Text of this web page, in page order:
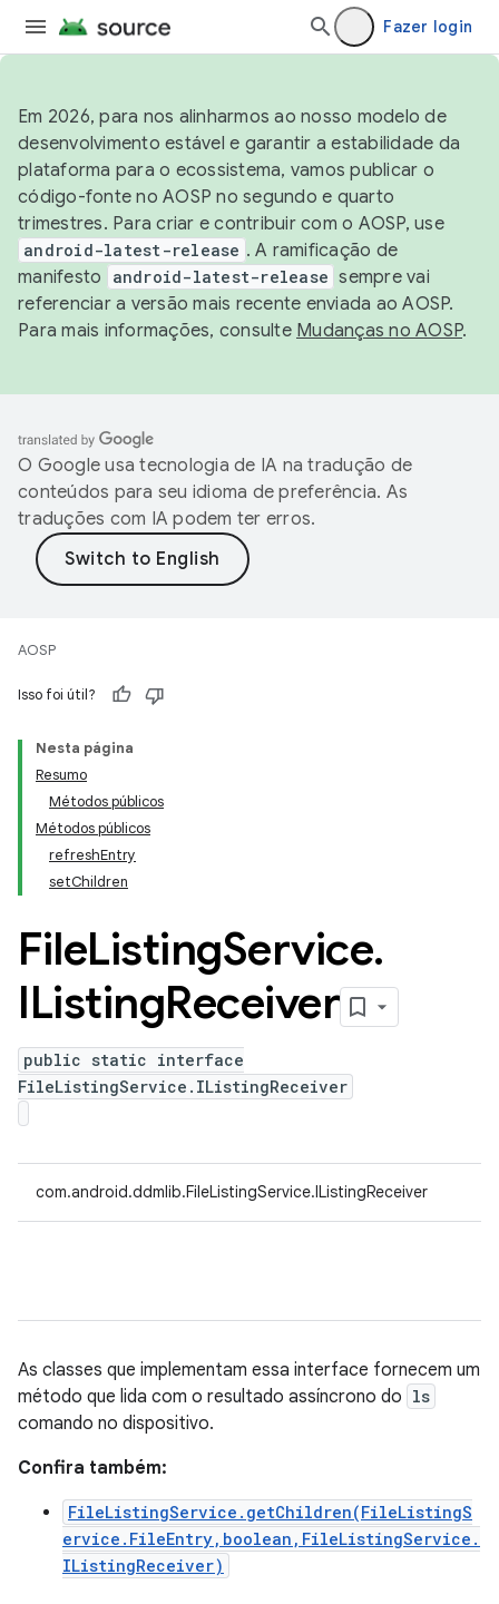
Fazer login
Em 2026, para nos alinharmos ao nosso modelo de
desenvolvimento estável e garantir a estabilidade da
plataforma para o ecossistema, vamos publicar o
código-fonte no AOSP no segundo e quarto
trimestres. Para criar e contribuir com o AOSP, use
android-latest-release . A ramificação de
manifesto
android-latest-release sempre vai
referenciar a versão mais recente enviada ao AOSP.
Para mais informações, consulte Mudanças no AOSP.
O Google usa tecnologia de IA na tradução de
conteúdos para seu idioma de preferência. As
traduções com IA podem ter erros.
AOSP
Isso foi útil?
Nesta página
Resumo
Métodos públicos
Métodos públicos
refreshEntry
setChildren
FileListingService.
IListingReceiver
public static interface
FileListingService.IListingReceiver
com.android.ddmlib.FileListingService.IListingReceiver
As classes que implementam essa interface fornecem um
método que lida com o resultado assíncrono do ls
comando no dispositivo.
Confira também:
FileListingService.getChildren(FileListingS
ervice.FileEntry,boolean,FileListingService.
IListingReceiver)